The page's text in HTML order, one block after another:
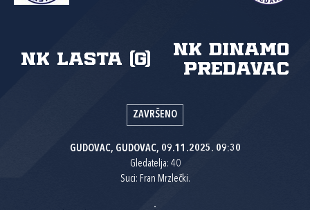
NK Lasta (G)
NK Dinamo
Predavac
ZAVRŠENO
GUDOVAC, GUDOVAC, 09.11.2025. 09:30
Gledatelja: 40
Suci: Fran Mrzlečki.